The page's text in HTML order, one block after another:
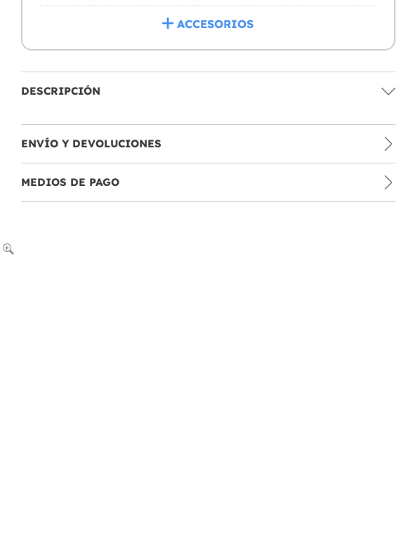
ACCESORIOS
DESCRIPCIÓN
ENVÍO Y DEVOLUCIONES
MEDIOS DE PAGO